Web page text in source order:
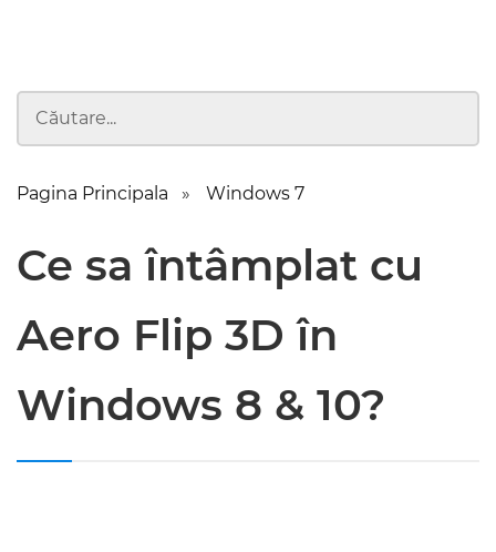
Pagina Principala Windows 7
Ce sa întâmplat cu
Aero Flip 3D în
Windows 8 & 10?